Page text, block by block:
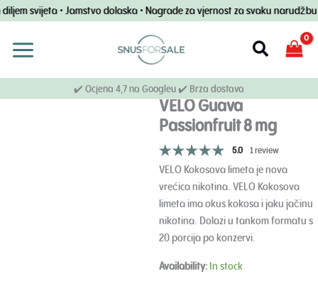
Preskoči
na
sadržaj
svijeta • Jamstvo dolaska • Nagrade za vjernost za svaku
✔️ Ocjena 4,7 na Googleu ✔️ Brza dostava
VELO Guava
Passionfruit 8 mg
5.0 1 review
VELO Kokosova limeta je nova
vrećica nikotina. VELO Kokosova
limeta ima okus kokosa i jaku jačinu
nikotina. Dolazi u tankom formatu s
20 porcija po konzervi.
Availability: In stock
VELO